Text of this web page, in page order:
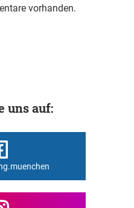
vorhanden.
uns auf: